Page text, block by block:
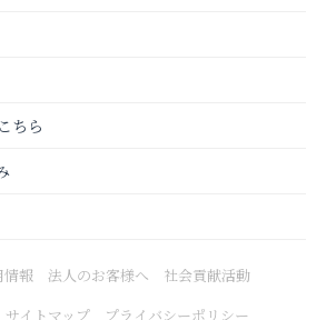
ちら
情報 法人のお客様へ
社会貢献活動
サイトマップ プライバシーポリシー